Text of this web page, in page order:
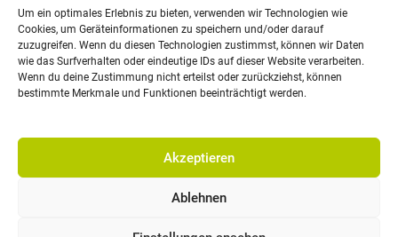
Um ein optimales Erlebnis zu bieten, verwenden wir Technologien wie
Cookies, um Geräteinformationen zu speichern und/oder darauf
zuzugreifen. Wenn du diesen Technologien zustimmst, können wir Daten
wie das Surfverhalten oder eindeutige IDs auf dieser Website verarbeiten.
Wenn du deine Zustimmung nicht erteilst oder zurückziehst, können
bestimmte Merkmale und Funktionen beeinträchtigt werden.
Akzeptieren
Ablehnen
Impressum
Datenschutzerklärung
AGB
Rücktrittsrecht